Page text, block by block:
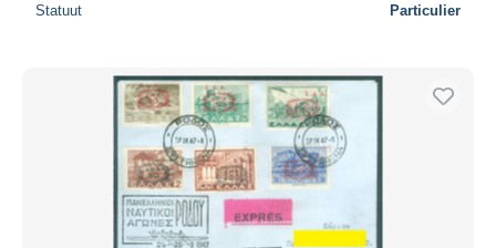
Statuut Particulier